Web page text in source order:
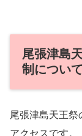
尾張津島
制について
尾張津島天王
アクセスです。